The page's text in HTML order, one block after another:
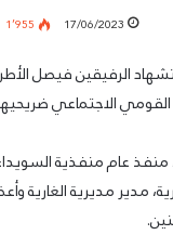
17/06/2023 1٬955
الرفيقين فيصل
الاجتماعي
عام منفذية
مدير مديرية الغارية